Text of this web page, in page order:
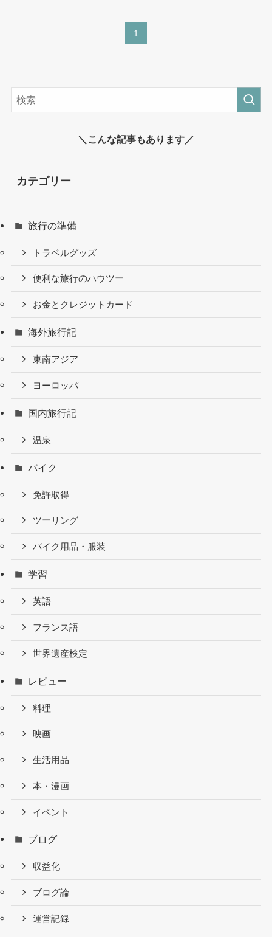
1
＼こんな記事もあります／
カテゴリー
旅行の準備
トラベルグッズ
便利な旅行のハウツー
お金とクレジットカード
海外旅行記
東南アジア
ヨーロッパ
国内旅行記
温泉
バイク
免許取得
ツーリング
バイク用品・服装
学習
英語
フランス語
世界遺産検定
レビュー
料理
映画
生活用品
本・漫画
イベント
ブログ
収益化
ブログ論
運営記録